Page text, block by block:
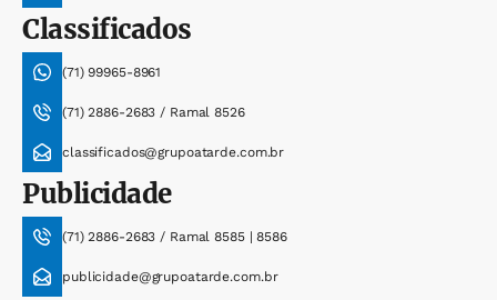
Classificados
(71) 99965-8961
(71) 2886-2683 / Ramal 8526
classificados@grupoatarde.com.br
Publicidade
(71) 2886-2683 / Ramal 8585 | 8586
publicidade@grupoatarde.com.br